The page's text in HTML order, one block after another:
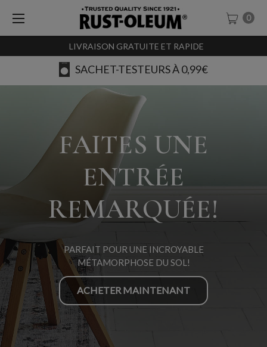
LIVRAISON GRATUITE ET RAPIDE
0
SACHET-TESTEURS À 0,99€
FAITES UNE
ENTRÉE
REMARQUÉE!
PARFAIT POUR UNE INCROYABLE
MÉTAMORPHOSE DU SOL!
ACHETER MAINTENANT